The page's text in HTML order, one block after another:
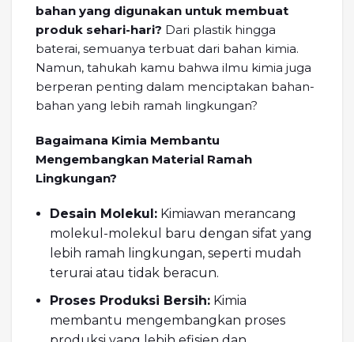
bahan yang digunakan untuk membuat
produk sehari-hari? Dari plastik hingga
baterai, semuanya terbuat dari bahan kimia.
Namun, tahukah kamu bahwa ilmu kimia juga
berperan penting dalam menciptakan bahan-
bahan yang lebih ramah lingkungan?
Bagaimana Kimia Membantu
Mengembangkan Material Ramah
Lingkungan?
Desain Molekul: Kimiawan merancang
molekul-molekul baru dengan sifat yang
lebih ramah lingkungan, seperti mudah
terurai atau tidak beracun.
Proses Produksi Bersih: Kimia
membantu mengembangkan proses